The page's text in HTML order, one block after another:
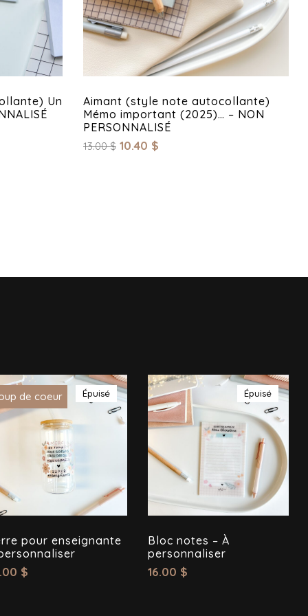
Un
Aimant (style note autocollante)
Mémo important (2025)… – NON
PERSONNALISÉ
13.00$ 10.40 $
de coeur Épuisé
pour enseignante
$
Épuisé
Bloc notes – À
personnaliser
16.00 $